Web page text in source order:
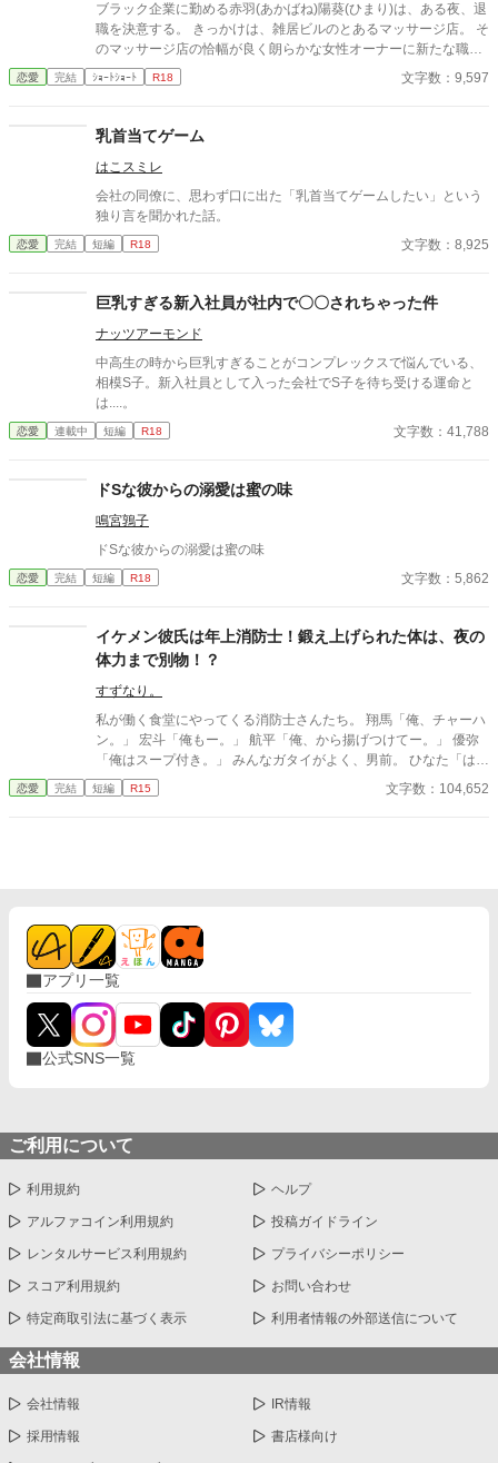
ブラック企業に勤める赤羽(あかばね)陽葵(ひまり)は、ある夜、退
職を決意する。 きっかけは、雑居ビルのとあるマッサージ店。 そ
のマッサージ店の恰幅が良く朗らかな女性オーナーに新たな職場
を紹介されるが、そこには無口で無表情な男の店長がいて……？
※ストーリー構成上、導入部だけシリアスです。 ※他サイトにも
恋愛 完結 ｼｮｰﾄｼｮｰﾄ R18 文字数：9,597
乳首当てゲーム
はこスミレ
会社の同僚に、思わず口に出た「乳首当てゲームしたい」という
独り言を聞かれた話。
恋愛 完結 短編 R18 文字数：8,925
巨乳すぎる新入社員が社内で〇〇されちゃった件
ナッツアーモンド
中高生の時から巨乳すぎることがコンプレックスで悩んでいる、
相模S子。新入社員として入った会社でS子を待ち受ける運命と
は....。
恋愛 連載中 短編 R18 文字数：41,788
ドSな彼からの溺愛は蜜の味
鳴宮鶉子
ドSな彼からの溺愛は蜜の味
恋愛 完結 短編 R18 文字数：5,862
イケメン彼氏は年上消防士！鍛え上げられた体は、夜の
体力まで別物！？
すずなり。
私が働く食堂にやってくる消防士さんたち。 翔馬「俺、チャーハ
ン。」 宏斗「俺もー。」 航平「俺、から揚げつけてー。」 優弥
「俺はスープ付き。」 みんなガタイがよく、男前。 ひなた「はー
いっ。ちょっと待ってくださいねーっ。」 慌ただしい昼時を過ぎ
ると、私の仕事は終わる。 終わった後、私は行かなきゃいけない
た一人の消防士さんが・・・私に言った。 「俺は太陽がいてもい
い。・・・太陽の『パパ』になる。」 「俺はひなたが好き
だ。・・・絶対振り向かせるから覚悟しとけよ？」 ※お話に出て
くる内容は、全て想像の世界です。現実世界とは何ら関係ありま
せん。 ※感想やコメントは受け付けることができません。 メンタ
ルが薄氷なもので・・・すみません。 言葉も足りませんが読んで
恋愛 完結 短編 R15 文字数：104,652
アプリ一覧
公式SNS一覧
ご利用について
利用規約 ヘルプ
アルファコイン利用規約 投稿ガイドライン
レンタルサービス利用規約 プライバシーポリシー
スコア利用規約 お問い合わせ
特定商取引法に基づく表示 利用者情報の外部送信について
会社情報
会社情報 IR情報
採用情報 書店様向け